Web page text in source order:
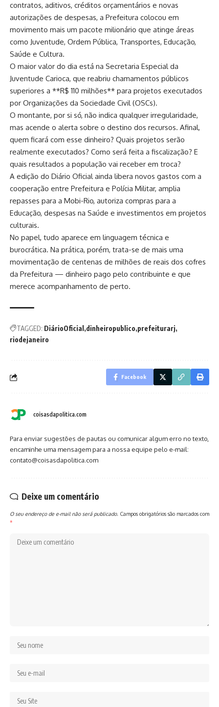
contratos, aditivos, créditos orçamentários e novas
autorizações de despesas, a Prefeitura colocou em
movimento mais um pacote milionário que atinge áreas
como Juventude, Ordem Pública, Transportes, Educação,
Saúde e Cultura.
O maior valor do dia está na Secretaria Especial da
Juventude Carioca, que reabriu chamamentos públicos
superiores a **R$ 110 milhões** para projetos executados
por Organizações da Sociedade Civil (OSCs).
O montante, por si só, não indica qualquer irregularidade,
mas acende o alerta sobre o destino dos recursos. Afinal,
quem ficará com esse dinheiro? Quais projetos serão
realmente executados? Como será feita a fiscalização? E
quais resultados a população vai receber em troca?
A edição do Diário Oficial ainda libera novos gastos com a
cooperação entre Prefeitura e Polícia Militar, amplia
repasses para a Mobi-Rio, autoriza compras para a
Educação, despesas na Saúde e investimentos em projetos
culturais.
No papel, tudo aparece em linguagem técnica e
burocrática. Na prática, porém, trata-se de mais uma
movimentação de centenas de milhões de reais dos cofres
da Prefeitura — dinheiro pago pelo contribuinte e que
merece acompanhamento de perto.
TAGGED: DiárioOficial dinheiropublico prefeiturarj
riodejaneiro
Facebook
coisasdapolitica.com
Para enviar sugestões de pautas ou comunicar algum erro no texto,
encaminhe uma mensagem para a nossa equipe pelo e-mail:
contato@coisasdapolitica.com
Deixe um comentário
O seu endereço de e-mail não será publicado. Campos obrigatórios são marcados com
*